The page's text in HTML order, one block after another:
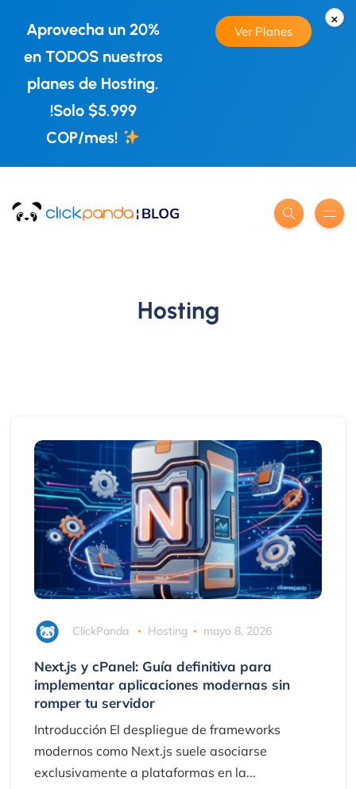
×
Aprovecha un 20%
en TODOS nuestros
planes de Hosting.
!Solo $5.999
COP/mes!
Ver Planes
Hosting
ClickPanda Hosting mayo 8, 2026
Next.js y cPanel: Guía definitiva para
implementar aplicaciones modernas sin
romper tu servidor
Introducción El despliegue de frameworks
modernos como Next.js suele asociarse
exclusivamente a plataformas en la...